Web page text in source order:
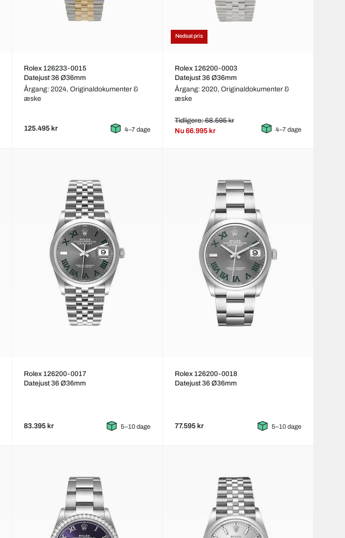
Rolex 126233-0015
Datejust 36 Ø36mm
Årgang: 2024, Originaldokumenter &
æske
125.495 kr 4–7 dage
Nedsat pris
Rolex 126200-0003
Datejust 36 Ø36mm
Årgang: 2020, Originaldokumenter &
æske
Tidligere: 68.595 kr
Nu66.995 kr 4–7 dage
Rolex 126200-0017
Datejust 36 Ø36mm
83.395 kr 5–10 dage
Rolex 126200-0018
Datejust 36 Ø36mm
77.595 kr 5–10 dage